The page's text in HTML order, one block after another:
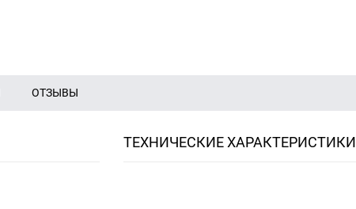
ОТЗЫВЫ
ТЕХНИЧЕСКИЕ ХАРАКТЕРИСТИКИ